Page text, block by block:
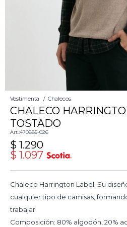
Vestimenta Chalecos
CHALECO
TOSTADO
470885-026
$ 1.290
$ 1.097
Chaleco Harrington Label. Su
cualquier tipo de camisas,
trabajar.
Composición: 80% algodón, 20%